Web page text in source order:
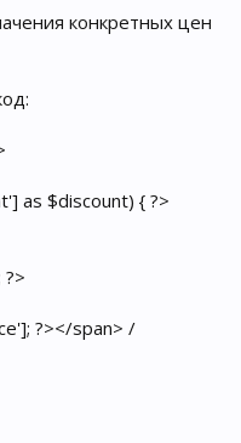
конкретных цен
as $discount) { ?>
?></span> /